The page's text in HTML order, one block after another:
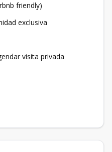
friendly)
exclusiva
visita privada